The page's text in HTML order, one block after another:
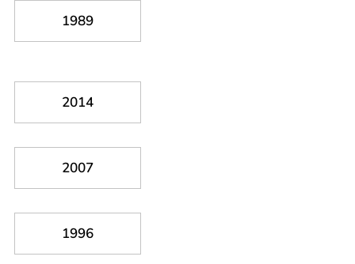
1989
2014
2007
1996